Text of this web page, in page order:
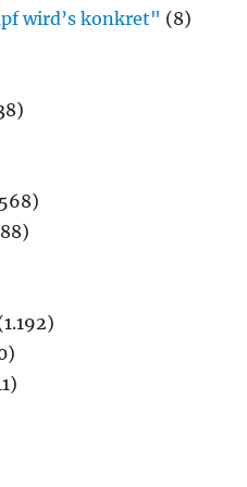
wird’s konkret" (8)